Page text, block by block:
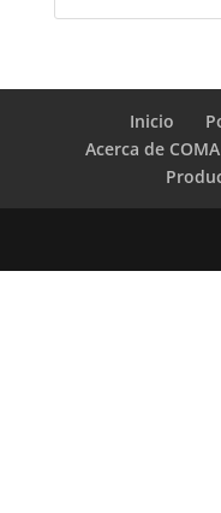
Inicio
Acerca de COMA